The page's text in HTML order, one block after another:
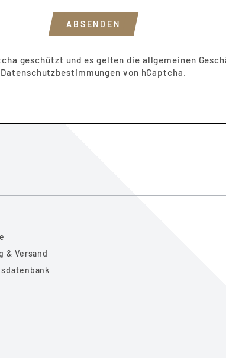
ABSENDEN
geschützt und es gelten die allgemeinen
Datenschutzbestimmungen von hCaptcha.
& Versand